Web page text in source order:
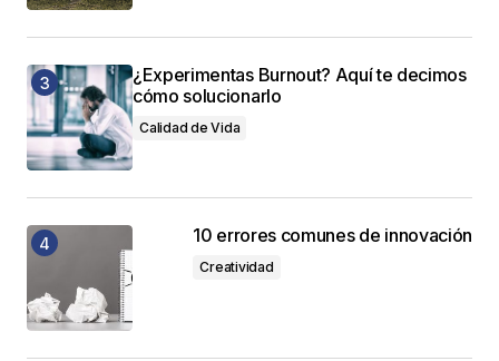
¿Experimentas Burnout? Aquí te decimos
cómo solucionarlo
Calidad de Vida
10 errores comunes de innovación
Creatividad